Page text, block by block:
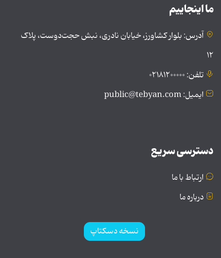
ما اینجاییم
آدرس: بلوار کشاورز، خیابان نادری، نبش حجت‌دوست، پلاک
۱۲
تلفن: ۰۲۱۸۱۲۰۰۰۰۰
ایمیل: public@tebyan.com
دسترسی سریع
ارتباط با ما
درباره ما
نسخه دسکتاپ